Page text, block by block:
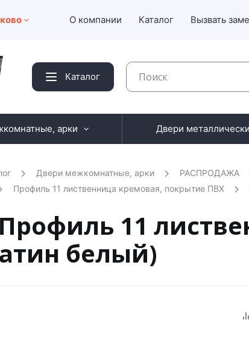
О компании Каталог Вызвать
Каталог
арки Двери
Двери межкомнатные, арки РАСПРОДАЖА
Профиль 11 лиственница кремовая, покрытие ПВХ
11
белый)